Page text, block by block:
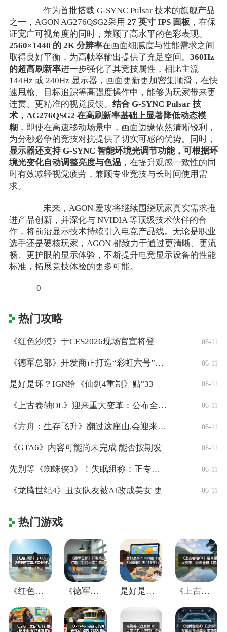
作为首批搭载 G-SYNC Pulsar 技术的旗舰产品
之一，AGON AG276QSG2采用 27 英寸 IPS 面板 ，在保
证宽广可视角度的同时，兼顾了高水平的色彩表现。
2560×1440 的 2K 分辨率在画面细腻度与性能需求之间
取得良好平衡，为高帧率输出提供了充足空间。 360Hz
的超高刷新率进一步强化了其竞技属性，相比主流
144Hz 或 240Hz 显示器，画面更新更加密集顺滑，在快
速甩枪、目标追踪等高强度操作中，能够为玩家带来更
连贯、更精准的视觉反馈。 结合 G-SYNC Pulsar 技
术，AG276QSG2 在高刷新率基础上显著降低动态模
糊 ，即使在高速移动场景中，画面边缘依然清晰锐利，
为分秒必争的竞技对抗提供了切实可感的优势。同时，
显示器还支持 G-SYNC 智能环境光调节功能，可根据环
境光变化自动调整亮度与色温，在提升观感一致性的同
时有效减轻视觉疲劳，兼顾专业竞技与长时间使用需
求。
未来，AGON 爱攻将继续围绕玩家真实需求推
进产品创新，并深化与 NVIDIA 等顶级技术伙伴的合
作，将前沿显示技术持续引入电竞产品线。无论是职业
选手还是硬核玩家，AGON 都致力于通过更清晰、更流
畅、更护眼的显示体验，不断提升电竞显示设备的性能
标准，拓展竞技体验的更多可能。
0
热门攻略
《红色沙漠》于CES2026现场官宣将登 06-11
《德军总部》开发商正打造“彩虹六号”风格 06-11
是好是坏？IGN给《仙剑4重制》贴"33 06-11
《上古卷轴OL》迎来重大变革：公布全新「 06-11
《方舟：生存飞升》翻过这座山,会迎来真正 06-11
《GTA6》内容可能尚未完成 能否按期发 06-11
先别等《蜘蛛侠3》！失眠组称：正专注打造 06-11
《龙腾世纪4》丑女队友被AI改成美女 更 06-11
热门游戏
《红色沙漠》于CES2026现场官宣将登 《德军总部》开发商正打造“彩虹六号”风格 是好是坏？IGN给《仙剑4重制》贴"33 《上古卷轴OL》迎来重大变革：公布全新「